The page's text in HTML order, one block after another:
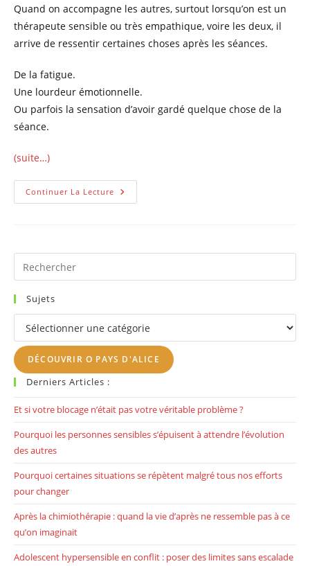
Quand on accompagne les autres, surtout lorsqu’on est un
thérapeute sensible ou très empathique, voire les deux, il
arrive de ressentir certaines choses après les séances.
De la fatigue.
Une lourdeur émotionnelle.
Ou parfois la sensation d’avoir gardé quelque chose de la
séance.
(suite…)
Continuer La Lecture Comment
Se
Séance
Sujets
Sujets
DÉCOUVRIR O PAYS D'ALICE
Derniers Articles :
Et si votre blocage n’était pas votre véritable problème ?
Pourquoi les personnes sensibles s’épuisent à attendre l’évolution
des autres
Pourquoi certaines situations se répètent malgré tous nos efforts
pour changer
Après la chimiothérapie : quand la vie d’après ne ressemble pas à ce
qu’on imaginait
Adolescent hypersensible en conflit : poser des limites sans escalade